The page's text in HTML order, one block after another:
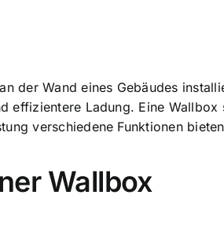
der Wand eines Gebäudes
effizientere Ladung. Eine Wallbox
verschiedene Funktionen
Wallbox